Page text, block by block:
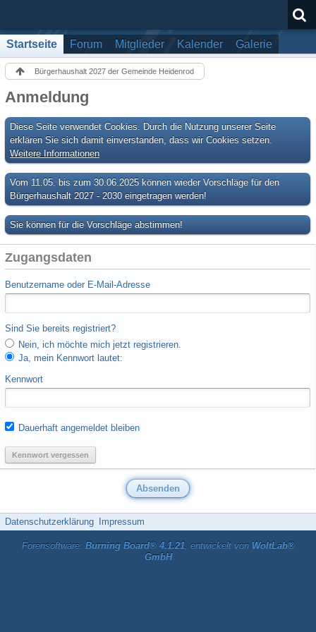
Startseite Forum Mitglieder Kalender Galerie
Bürgerhaushalt 2027 der Gemeinde Heidenrod
Anmeldung
Diese Seite verwendet Cookies. Durch die Nutzung unserer Seite
erklären Sie sich damit einverstanden, dass wir Cookies setzen.
Weitere Informationen
Vom 11.05. bis zum 30.06.2025 können wieder Vorschläge für den
Bürgerhaushalt 2027 - 2030 eingetragen werden!
Sie können für die Vorschläge abstimmen!
Zugangsdaten
Benutzername oder E-Mail-Adresse
Sind Sie bereits registriert?
Nein, ich möchte mich jetzt registrieren.
Ja, mein Kennwort lautet:
Kennwort
Dauerhaft angemeldet bleiben
Kennwort vergessen
Datenschutzerklärung Impressum
Forensoftware: Burning Board® 4.1.21, entwickelt von WoltLab®
GmbH